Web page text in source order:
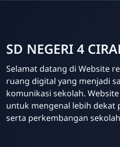
SD NEGERI 4
Selamat datang di Website
ruang digital yang menjadi
komunikasi sekolah.
untuk mengenal lebih dekat
serta perkembangan